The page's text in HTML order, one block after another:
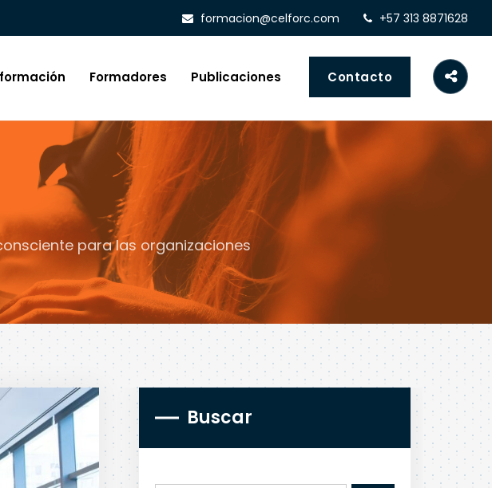
+57 313 8871628
formacion@celforc.com
Formadores Publicaciones Contacto
para las organizaciones
Buscar